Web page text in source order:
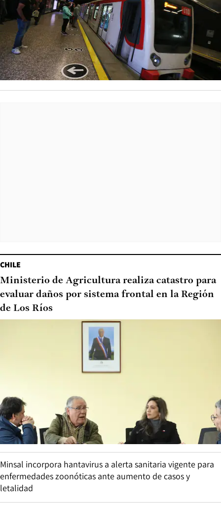
CHILE
Ministerio de Agricultura realiza catastro para
evaluar daños por sistema frontal en la Región
de Los Ríos
Minsal incorpora hantavirus a alerta sanitaria vigente para
enfermedades zoonóticas ante aumento de casos y
letalidad